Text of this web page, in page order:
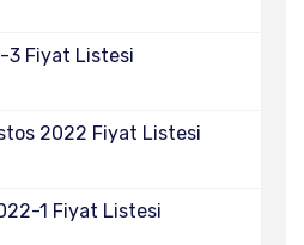
3 Fiyat Listesi
2022 Fiyat Listesi
1 Fiyat Listesi